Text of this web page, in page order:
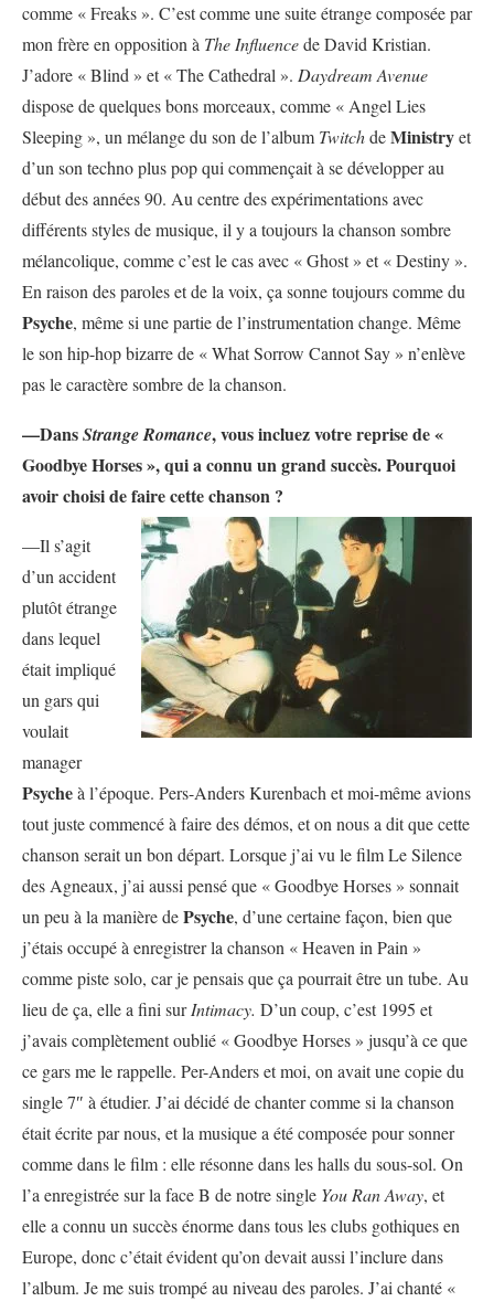
comme « Freaks ». C’est comme une suite étrange composée par
mon frère en opposition à The Influencede David Kristian.
J’adore « Blind » et « The Cathedral ». Daydream Avenue
dispose de quelques bons morceaux, comme « Angel Lies
Sleeping », un mélange du son de l’album TwitchdeMinistryet
d’un son techno plus pop qui commençait à se développer au
début des années 90. Au centre des expérimentations avec
différents styles de musique, il y a toujours la chanson sombre
mélancolique, comme c’est le cas avec « Ghost » et « Destiny ».
En raison des paroles et de la voix, ça sonne toujours comme du
Psyche, même si une partie de l’instrumentation change. Même
le son hip-hop bizarre de « What Sorrow Cannot Say » n’enlève
pas le caractère sombre de la chanson.
—DansStrange Romance, vous incluez votre reprise de «
Goodbye Horses », qui a connu un grand succès. Pourquoi
avoir choisi de faire cette chanson ?
—Il s’agit
d’un accident
plutôt étrange
dans lequel
était impliqué
un gars qui
voulait
manager
Psycheà l’époque. Pers-Anders Kurenbach et moi-même avions
tout juste commencé à faire des démos, et on nous a dit que cette
chanson serait un bon départ. Lorsque j’ai vu le film Le Silence
des Agneaux, j’ai aussi pensé que « Goodbye Horses » sonnait
un peu à la manière dePsyche, d’une certaine façon, bien que
j’étais occupé à enregistrer la chanson « Heaven in Pain »
comme piste solo, car je pensais que ça pourrait être un tube. Au
lieu de ça, elle a fini surIntimacy. D’un coup, c’est 1995 et
j’avais complètement oublié « Goodbye Horses » jusqu’à ce que
ce gars me le rappelle. Per-Anders et moi, on avait une copie du
single 7″ à étudier. J’ai décidé de chanter comme si la chanson
était écrite par nous, et la musique a été composée pour sonner
comme dans le film : elle résonne dans les halls du sous-sol. On
l’a enregistrée sur la face B de notre single You Ran Away, et
elle a connu un succès énorme dans tous les clubs gothiques en
Europe, donc c’était évident qu’on devait aussi l’inclure dans
l’album. Je me suis trompé au niveau des paroles. J’ai chanté «